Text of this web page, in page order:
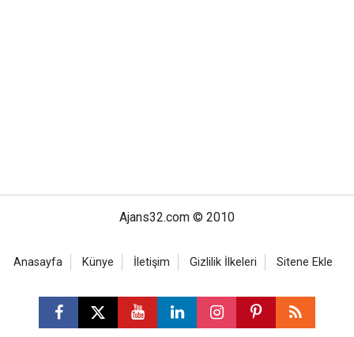
Ajans32.com © 2010
Anasayfa Künye İletişim Gizlilik İlkeleri Sitene Ekle